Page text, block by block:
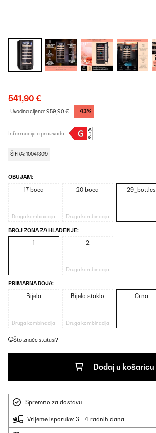
541,90 €
Uvodna cijena:959,90 € -43%
Informacije o proizvodu
ŠIFRA: 10041309
OBUJAM:
17 boca
Druga kombinacija
20 boca
Druga kombinacija
29_bottles
BROJ ZONA ZA HLAĐENJE:
1 2
Druga kombinacija
PRIMARNA BOJA:
Bijela
Druga kombinacija
Bijelo staklo
Druga kombinacija
Crna
Što znače statusi?
Dodaj u košaricu
Spremno za dostavu
Vrijeme isporuke: 3 - 4 radnih dana